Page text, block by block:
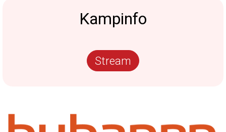
Kampinfo
Stream